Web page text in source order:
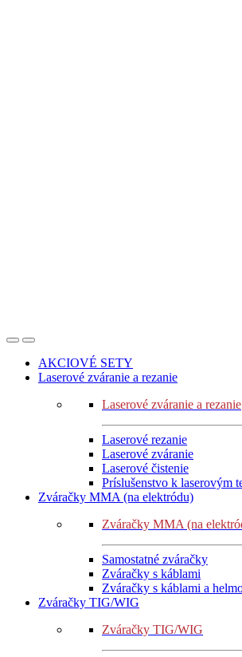
AKCIOVÉ SETY
Laserové zváranie a rezanie
Laserové zváranie a rezanie
Laserové rezanie
Laserové zváranie
Laserové čistenie
Príslušenstvo k laserovým
Zváračky MMA (na elektródu)
Zváračky MMA (na
Samostatné zváračky
Zváračky s káblami
Zváračky s káblami a
Zváračky TIG/WIG
Zváračky TIG/WIG